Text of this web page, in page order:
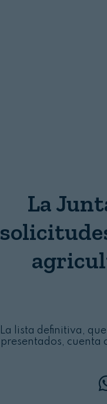
La
La lista definitiva,
presentados, cuenta